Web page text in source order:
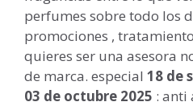
perfumes sobre todo los
promociones ,
quieres ser una asesora
de marca. especial 18 de
03 de octubre 2025 : anti